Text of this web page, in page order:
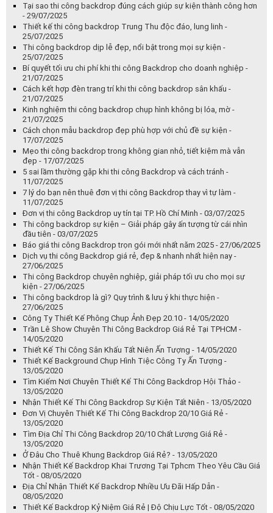
Tại sao thi công backdrop đúng cách giúp sự kiện thành công hơn
- 29/07/2025
Thiết kế thi công backdrop Trung Thu độc đáo, lung linh -
25/07/2025
Thi công backdrop dịp lễ đẹp, nổi bật trong mọi sự kiện -
25/07/2025
Bí quyết tối ưu chi phí khi thi công Backdrop cho doanh nghiệp -
21/07/2025
Cách kết hợp đèn trang trí khi thi công backdrop sân khấu -
21/07/2025
Kinh nghiệm thi công backdrop chụp hình không bị lóa, mờ -
21/07/2025
Cách chọn mẫu backdrop đẹp phù hợp với chủ đề sự kiện -
17/07/2025
Mẹo thi công backdrop trong không gian nhỏ, tiết kiệm mà vẫn
đẹp - 17/07/2025
5 sai lầm thường gặp khi thi công Backdrop và cách tránh -
11/07/2025
7 lý do bạn nên thuê đơn vị thi công Backdrop thay vì tự làm -
11/07/2025
Đơn vị thi công Backdrop uy tín tại TP. Hồ Chí Minh - 03/07/2025
Thi công backdrop sự kiện – Giải pháp gây ấn tượng từ cái nhìn
đầu tiên - 03/07/2025
Báo giá thi công Backdrop trọn gói mới nhất năm 2025 - 27/06/2025
Dịch vụ thi công Backdrop giá rẻ, đẹp & nhanh nhất hiện nay -
27/06/2025
Thi công Backdrop chuyên nghiệp, giải pháp tối ưu cho mọi sự
kiện - 27/06/2025
Thi công backdrop là gì? Quy trình & lưu ý khi thực hiện -
27/06/2025
Công Ty Thiết Kế Phông Chụp Ảnh Đẹp 20.10 - 14/05/2020
Trần Lê Show Chuyên Thi Công Backdrop Giá Rẻ Tại TPHCM -
14/05/2020
Thiết Kế Thi Công Sân Khấu Tất Niên Ấn Tượng - 14/05/2020
Thiết Kế Background Chụp Hình Tiệc Công Ty Ấn Tượng -
13/05/2020
Tìm Kiếm Nơi Chuyên Thiết Kế Thi Công Backdrop Hội Thảo -
13/05/2020
Nhận Thiết Kế Thi Công Backdrop Sự Kiện Tất Niên - 13/05/2020
Đơn Vị Chuyên Thiết Kế Thi Công Backdrop 20/10 Giá Rẻ -
13/05/2020
Tìm Địa Chỉ Thi Công Backdrop 20/10 Chất Lượng Giá Rẻ -
13/05/2020
Ở Đâu Cho Thuê Khung Backdrop Giá Rẻ? - 13/05/2020
Nhận Thiết Kế Backdrop Khai Trương Tại Tphcm Theo Yêu Cầu Giá
Tốt - 08/05/2020
Địa Chỉ Nhận Thiết Kế Backdrop Nhiều Ưu Đãi Hấp Dẫn -
08/05/2020
Thiết Kế Backdrop Kỷ Niệm Giá Rẻ | Độ Chịu Lực Tốt - 08/05/2020